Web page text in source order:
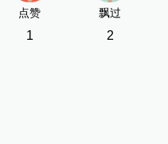
点赞
1
飘过
2